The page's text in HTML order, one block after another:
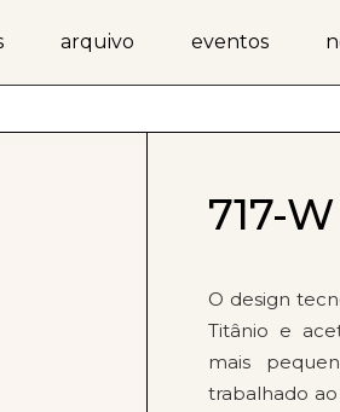
arquivo eventos
717-
O design
Titânio e
mais
trabalhado